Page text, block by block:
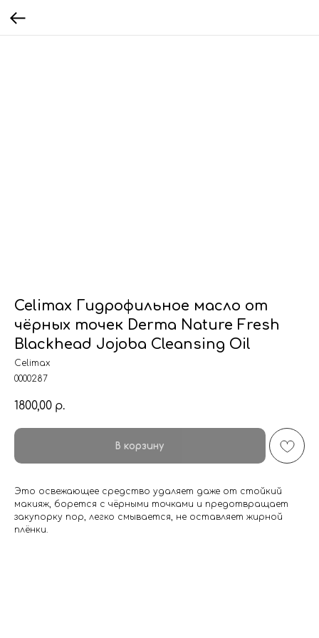
Celimax Гидрофильное масло от
чёрных точек Derma Nature Fresh
Blackhead Jojoba Cleansing Oil
Celimax
0000287
1800,00 р.
В корзину
Это освежающее средство удаляет даже от стойкий
макияж, борется с чёрными точками и предотвращает
закупорку пор, легко смывается, не оставляет жирной
плёнки.